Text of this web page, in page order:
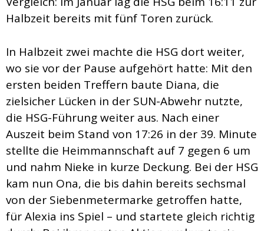
Halbzeit bereits mit fünf Toren zurück.
In Halbzeit zwei machte die HSG dort weiter,
wo sie vor der Pause aufgehört hatte: Mit den
ersten beiden Treffern baute Diana, die
zielsicher Lücken in der SUN-Abwehr nutzte,
die HSG-Führung weiter aus. Nach einer
Auszeit beim Stand von 17:26 in der 39. Minute
stellte die Heimmannschaft auf 7 gegen 6 um
und nahm Nieke in kurze Deckung. Bei der HSG
kam nun Ona, die bis dahin bereits sechsmal
von der Siebenmetermarke getroffen hatte,
für Alexia ins Spiel – und startete gleich richtig